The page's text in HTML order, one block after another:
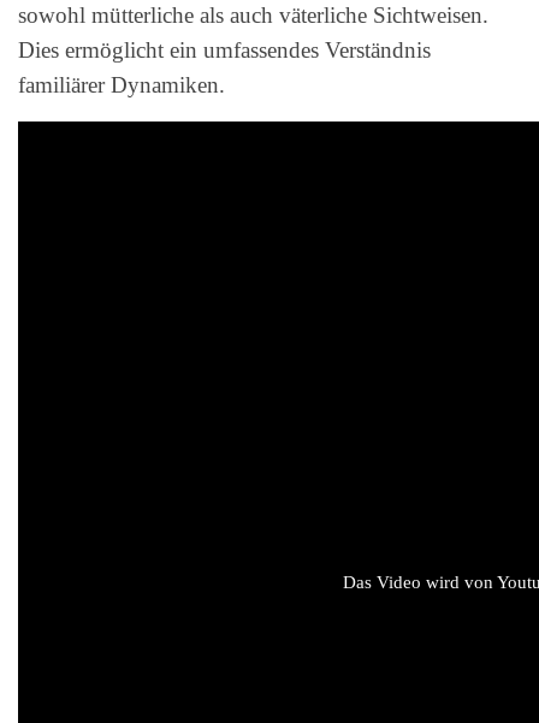
sowohl mütterliche als auch väterliche Sichtweisen.
Dies ermöglicht ein umfassendes Verständnis
familiärer Dynamiken.
Das Video wird von